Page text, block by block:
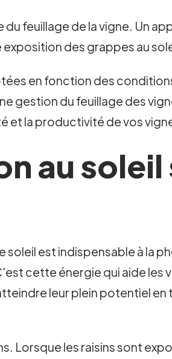
feuillage de la vigne. Un
des grappes au
en fonction des
gestion du feuillage des
et la productivité de vos
au soleil
soleil est indispensable à la
cette énergie qui aide les
leur plein potentiel
Lorsque les raisins sont